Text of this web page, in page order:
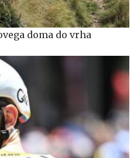
doma do vrha